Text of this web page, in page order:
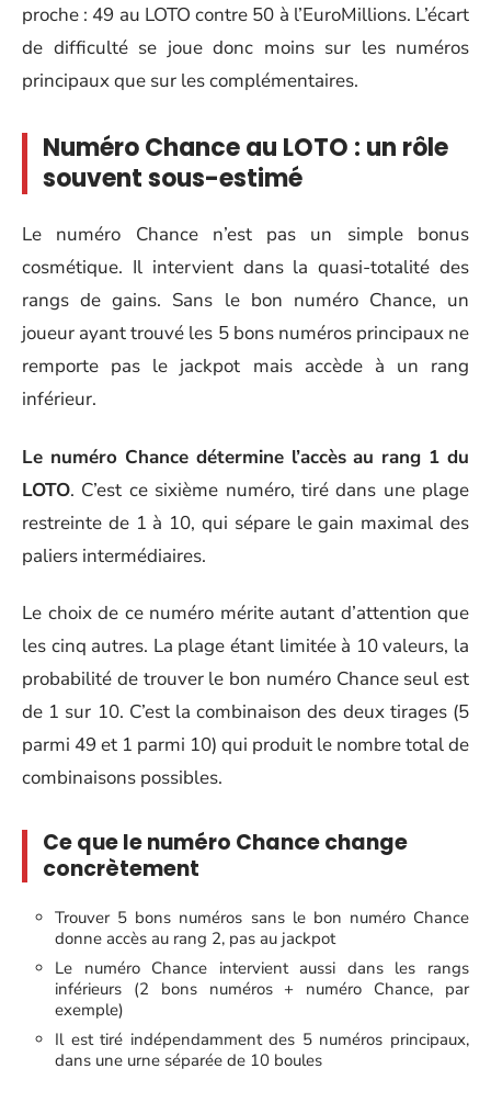
proche : 49 au LOTO contre 50 à l’EuroMillions. L’écart
de difficulté se joue donc moins sur les numéros
principaux que sur les complémentaires.
Numéro Chance au LOTO : un rôle
souvent sous-estimé
Le numéro Chance n’est pas un simple bonus
cosmétique. Il intervient dans la quasi-totalité des
rangs de gains. Sans le bon numéro Chance, un
joueur ayant trouvé les 5 bons numéros principaux ne
remporte pas le jackpot mais accède à un rang
inférieur.
Le numéro Chance détermine l’accès au rang 1 du
LOTO. C’est ce sixième numéro, tiré dans une plage
restreinte de 1 à 10, qui sépare le gain maximal des
paliers intermédiaires.
Le choix de ce numéro mérite autant d’attention que
les cinq autres. La plage étant limitée à 10 valeurs, la
probabilité de trouver le bon numéro Chance seul est
de 1 sur 10. C’est la combinaison des deux tirages (5
parmi 49 et 1 parmi 10) qui produit le nombre total de
combinaisons possibles.
Ce que le numéro Chance change
concrètement
Trouver 5 bons numéros sans le bon numéro Chance
donne accès au rang 2, pas au jackpot
Le numéro Chance intervient aussi dans les rangs
inférieurs (2 bons numéros + numéro Chance, par
exemple)
Il est tiré indépendamment des 5 numéros principaux,
dans une urne séparée de 10 boules